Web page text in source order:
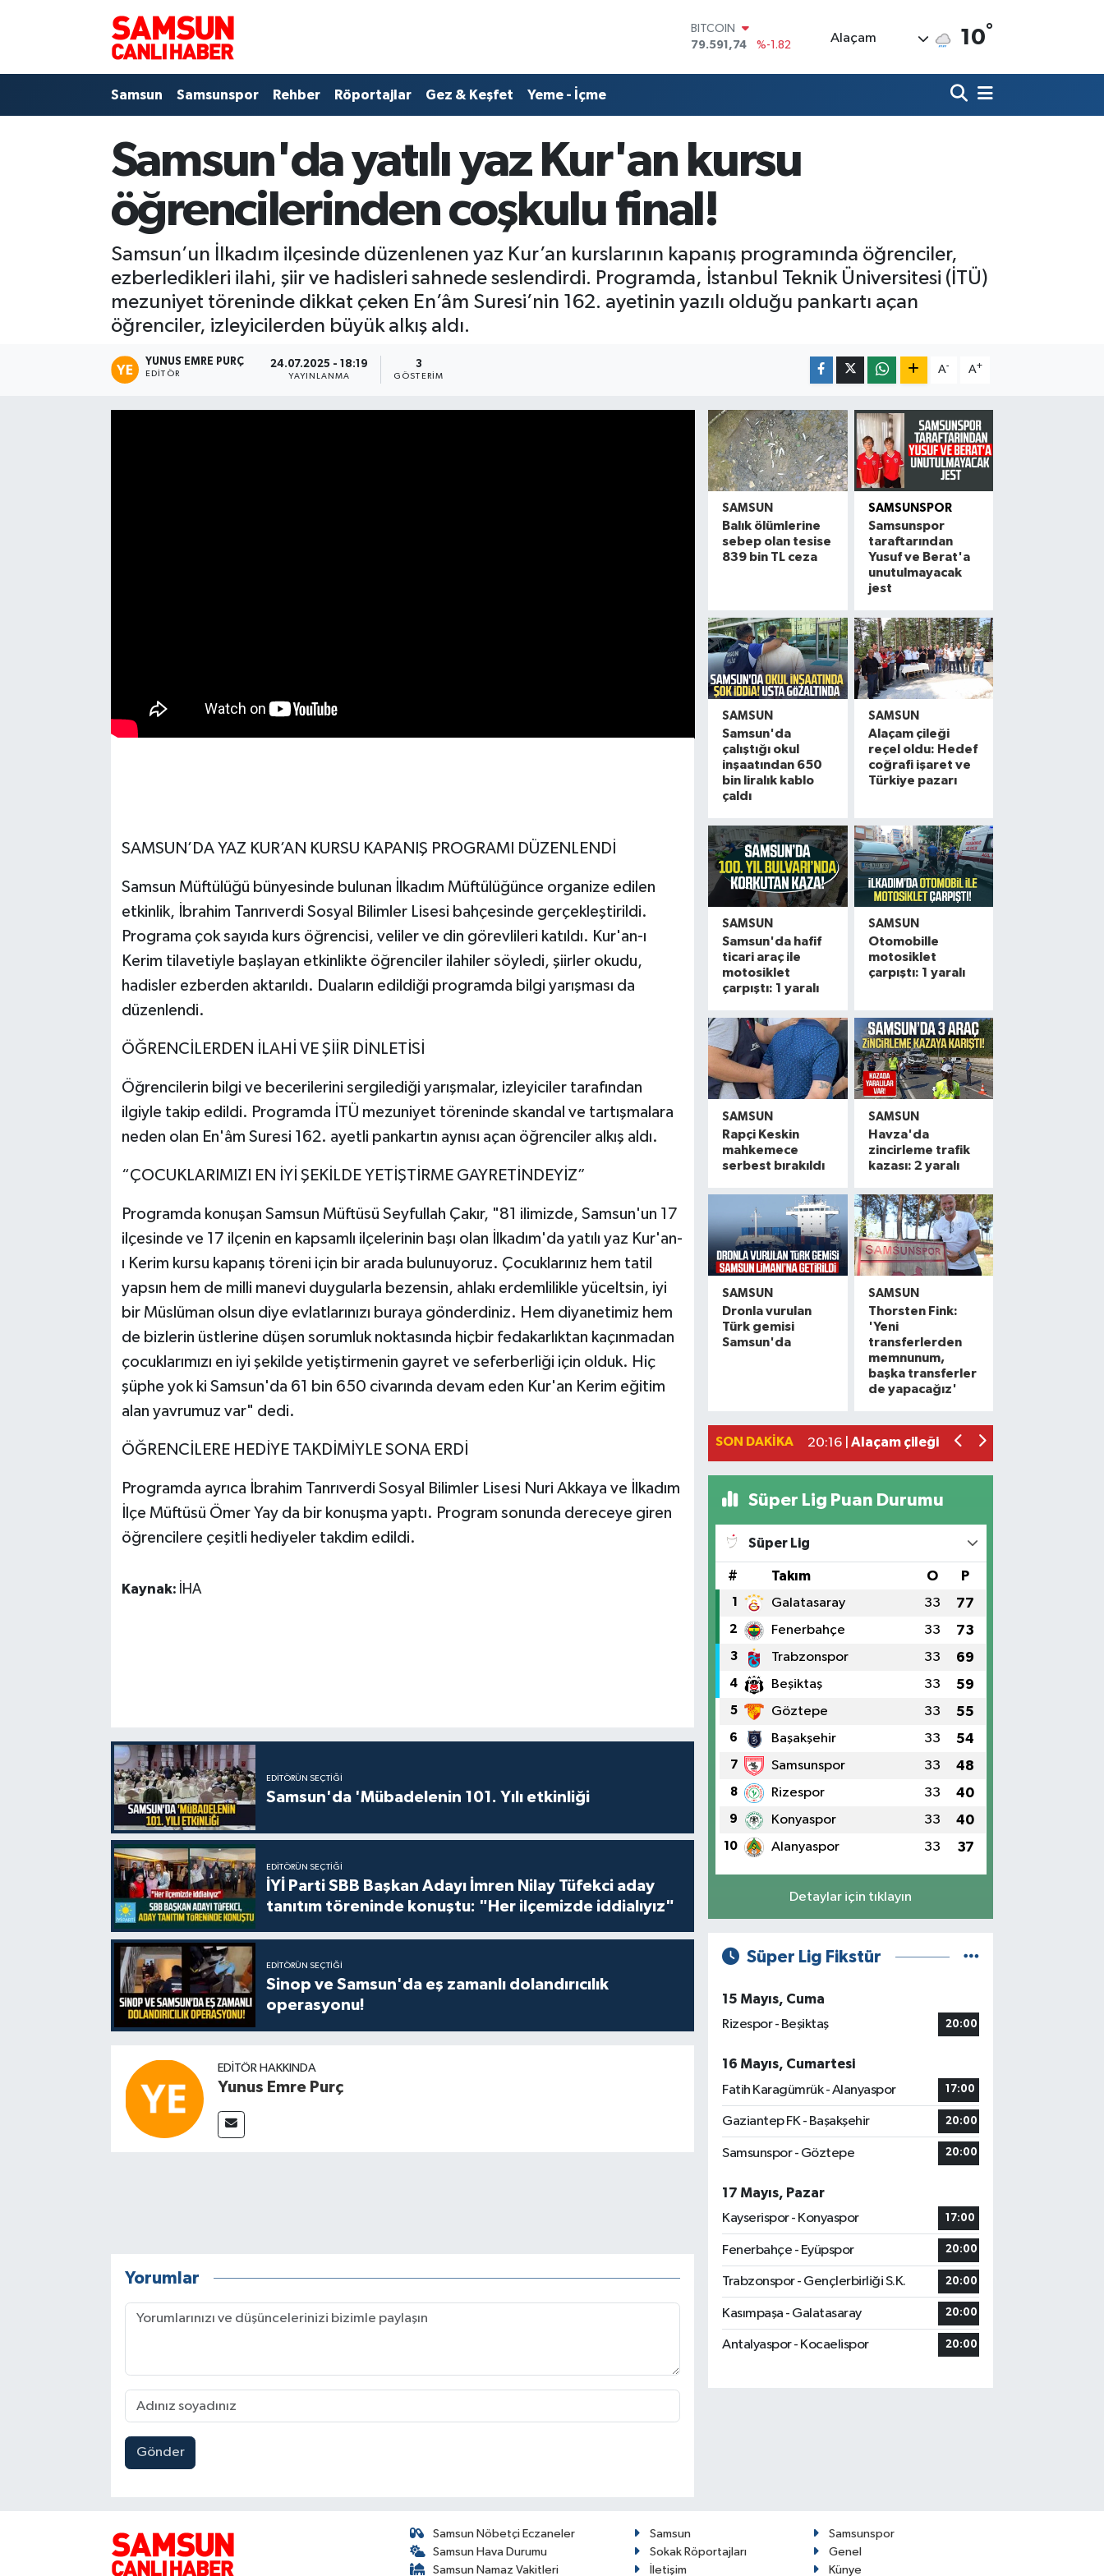
BITCOIN
79.591,74
%-1.82
45,43620
%0.02
61,60380
G.ALTIN
6862,09000
%0.19
BİST100
14.598,00
Alaçam 10°
Samsun Samsunspor Rehber Röportajlar Gez & Keşfet Yeme - İçme
Samsun'da yatılı yaz Kur'an kursu
öğrencilerinden coşkulu final!
Samsun’un İlkadım ilçesinde düzenlenen yaz Kur’an kurslarının kapanış programında öğrenciler,
ezberledikleri ilahi, şiir ve hadisleri sahnede seslendirdi. Programda, İstanbul Teknik Üniversitesi (İTÜ)
mezuniyet töreninde dikkat çeken En’âm Suresi’nin 162. ayetinin yazılı olduğu pankartı açan
öğrenciler, izleyicilerden büyük alkış aldı.
YUNUS EMRE PURÇ
EDITÖR
24.07.2025 - 18:19
YAYINLANMA
3
GÖSTERIM
A- A+
SAMSUN’DA YAZ KUR’AN KURSU KAPANIŞ PROGRAMI DÜZENLENDİ
Samsun Müftülüğü bünyesinde bulunan İlkadım Müftülüğünce organize edilen
etkinlik, İbrahim Tanrıverdi Sosyal Bilimler Lisesi bahçesinde gerçekleştirildi.
Programa çok sayıda kurs öğrencisi, veliler ve din görevlileri katıldı. Kur'an-ı
Kerim tilavetiyle başlayan etkinlikte öğrenciler ilahiler söyledi, şiirler okudu,
hadisler ezberden aktarıldı. Duaların edildiği programda bilgi yarışması da
düzenlendi.
ÖĞRENCİLERDEN İLAHİ VE ŞİİR DİNLETİSİ
Öğrencilerin bilgi ve becerilerini sergilediği yarışmalar, izleyiciler tarafından
ilgiyle takip edildi. Programda İTÜ mezuniyet töreninde skandal ve tartışmalara
neden olan En'âm Suresi 162. ayetli pankartın aynısı açan öğrenciler alkış aldı.
“ÇOCUKLARIMIZI EN İYİ ŞEKİLDE YETİŞTİRME GAYRETİNDEYİZ”
Programda konuşan Samsun Müftüsü Seyfullah Çakır, "81 ilimizde, Samsun'un 17
ilçesinde ve 17 ilçenin en kapsamlı ilçelerinin başı olan İlkadım'da yatılı yaz Kur'an-
ı Kerim kursu kapanış töreni için bir arada bulunuyoruz. Çocuklarınız hem tatil
yapsın hem de milli manevi duygularla bezensin, ahlakı erdemlilikle yüceltsin, iyi
bir Müslüman olsun diye evlatlarınızı buraya gönderdiniz. Hem diyanetimiz hem
de bizlerin üstlerine düşen sorumluk noktasında hiçbir fedakarlıktan kaçınmadan
çocuklarımızı en iyi şekilde yetiştirmenin gayret ve seferberliği için olduk. Hiç
şüphe yok ki Samsun'da 61 bin 650 civarında devam eden Kur'an Kerim eğitim
alan yavrumuz var" dedi.
ÖĞRENCİLERE HEDİYE TAKDİMİYLE SONA ERDİ
Programda ayrıca İbrahim Tanrıverdi Sosyal Bilimler Lisesi Nuri Akkaya ve İlkadım
İlçe Müftüsü Ömer Yay da bir konuşma yaptı. Program sonunda dereceye giren
öğrencilere çeşitli hediyeler takdim edildi.
Kaynak: İHA
EDITÖRÜN SEÇTIĞI
Samsun'da 'Mübadelenin 101. Yılı etkinliği
EDITÖRÜN SEÇTIĞI
İYİ Parti SBB Başkan Adayı İmren Nilay Tüfekci aday
tanıtım töreninde konuştu: "Her ilçemizde iddialıyız"
EDITÖRÜN SEÇTIĞI
Sinop ve Samsun'da eş zamanlı dolandırıcılık
operasyonu!
EDITÖR HAKKINDA
Yunus Emre Purç
Yorumlar
Gönder
SAMSUN
Balık ölümlerine
sebep olan tesise
839 bin TL ceza
SAMSUNSPOR
Samsunspor
taraftarından
Yusuf ve Berat'a
unutulmayacak
jest
SAMSUN
Samsun'da
çalıştığı okul
inşaatından 650
bin liralık kablo
çaldı
SAMSUN
Alaçam çileği
reçel oldu: Hedef
coğrafi işaret ve
Türkiye pazarı
SAMSUN
Samsun'da hafif
ticari araç ile
motosiklet
çarpıştı: 1 yaralı
SAMSUN
Otomobille
motosiklet
çarpıştı: 1 yaralı
SAMSUN
Rapçi Keskin
mahkemece
serbest bırakıldı
SAMSUN
Havza'da
zincirleme trafik
kazası: 2 yaralı
SAMSUN
Dronla vurulan
Türk gemisi
Samsun'da
SAMSUN
Thorsten Fink:
'Yeni
transferlerden
memnunum,
başka transferler
de yapacağız'
SON DAKIKA
Balık ölümlerine sebep olan tesise
Samsunspor taraftarından Yusuf ve
Samsun'da çalıştığı okul
19:06 |Samsun'da hafif ticari araç ile
Süper Lig Puan Durumu
Süper Lig
# Takım O P
1 Galatasaray 33 77
2 Fenerbahçe 33 73
3 Trabzonspor 33 69
4 Beşiktaş 33 59
5 Göztepe 33 55
6 Başakşehir 33 54
7 Samsunspor 33 48
8 Rizespor 33 40
9 Konyaspor 33 40
10 Alanyaspor 33 37
Detaylar için tıklayın
Süper Lig Fikstür
15 Mayıs, Cuma
Rizespor - Beşiktaş
20:00
16 Mayıs, Cumartesi
Fatih Karagümrük - Alanyaspor
17:00
Gaziantep FK - Başakşehir 20:00
Samsunspor - Göztepe 20:00
17 Mayıs, Pazar
Kayserispor - Konyaspor
17:00
Fenerbahçe - Eyüpspor 20:00
Trabzonspor - Gençlerbirliği S.K. 20:00
Kasımpaşa - Galatasaray 20:00
Antalyaspor - Kocaelispor 20:00
Samsun Nöbetçi Eczaneler
Samsun Hava Durumu
Samsun Namaz Vakitleri
Samsun
Samsunspor
Sokak Röportajları
Genel
İletişim
Künye
Samsunspor
Sokak Röportajları
Samsun Nöbetçi Eczaneler
Samsun Hava Durumu
Samsun Namaz Vakitleri
Süper Lig Puan Durumu ve Fikstür
Tüm Manşetler
Son Dakika Haberleri
Haber Arşivi